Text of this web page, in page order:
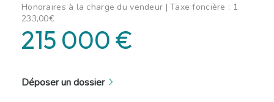
Honoraires à la charge du vendeur | Taxe foncière : 1
233,00€
215 000 €
Déposer un dossier